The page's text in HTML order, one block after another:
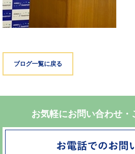
ブログ一覧に戻る
お気軽にお問い合わせ・